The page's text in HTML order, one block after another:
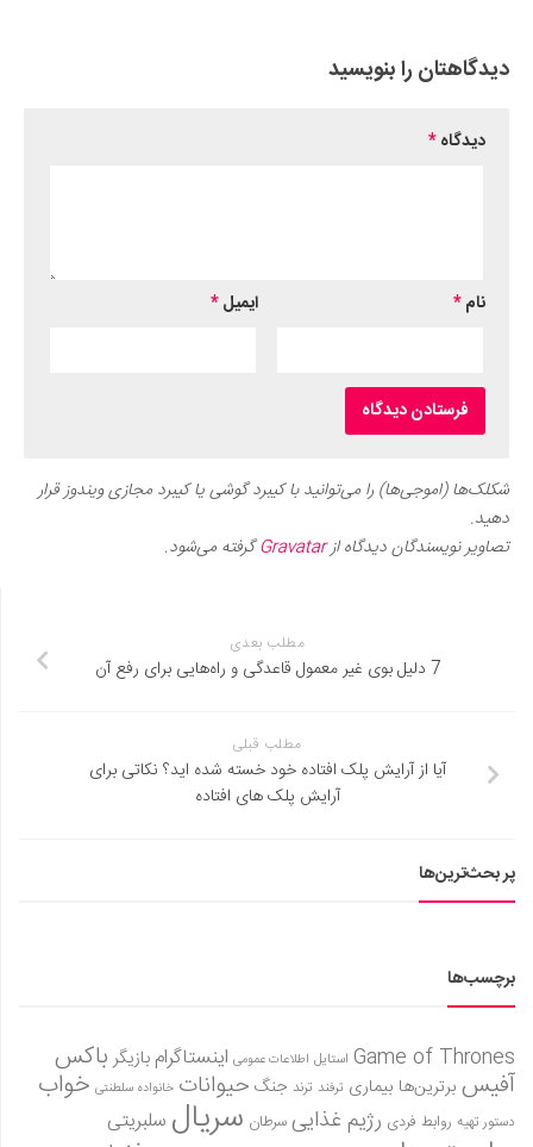
دیدگاهتان را بنویسید
دیدگاه*
نام* ایمیل*
شکلک‌ها (اموجی‌ها) را می‌توانید با کیبرد گوشی یا کیبرد مجازی ویندوز قرار
دهید.
تصاویر نویسندگان دیدگاه ازGravatarگرفته می‌شود.
مطلب بعدی
7 دلیل بوی غیر معمول قاعدگی و راه‌هایی برای رفع آن
مطلب قبلی
آیا از آرایش پلک افتاده خود خسته شده اید؟ نکاتی برای
آرایش پلک های افتاده
پر بحث‌ترین‌ها
برچسب‌ها
Game of Thrones استایل اطلاعات عمومی اینستاگرام بازیگر باکس
آفیس برترین‌ها بیماری ترفند ترند جنگ حیوانات خانواده سلطنتی خواب
دستور تهیه روابط فردی رژیم غذاییسرطان سریال سلبریتی